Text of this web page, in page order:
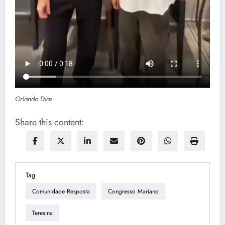
Orlando Dias
Share this content:
Tag
Comunidade Resposta Congresso Mariano
Teresina